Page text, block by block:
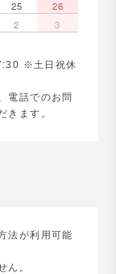
25
26
2
3
※土日祝休
電話でのお問
きます。
法が利用可能
ん。